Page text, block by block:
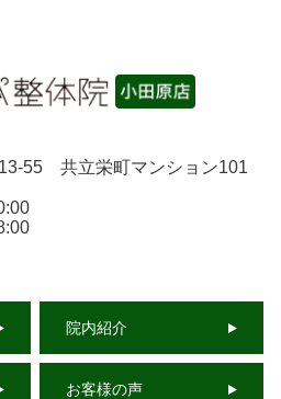
55 共立栄町マンション101
院内紹介
お客様の声